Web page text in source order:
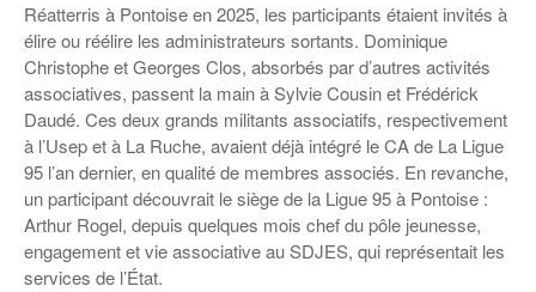
Réatterris à Pontoise en 2025, les participants étaient invités à
élire ou réélire les administrateurs sortants. Dominique
Christophe et Georges Clos, absorbés par d’autres activités
associatives, passent la main à Sylvie Cousin et Frédérick
Daudé. Ces deux grands militants associatifs, respectivement
à l’Usep et à La Ruche, avaient déjà intégré le CA de La Ligue
95 l’an dernier, en qualité de membres associés. En revanche,
un participant découvrait le siège de la Ligue 95 à Pontoise :
Arthur Rogel, depuis quelques mois chef du pôle jeunesse,
engagement et vie associative au SDJES, qui représentait les
services de l’État.